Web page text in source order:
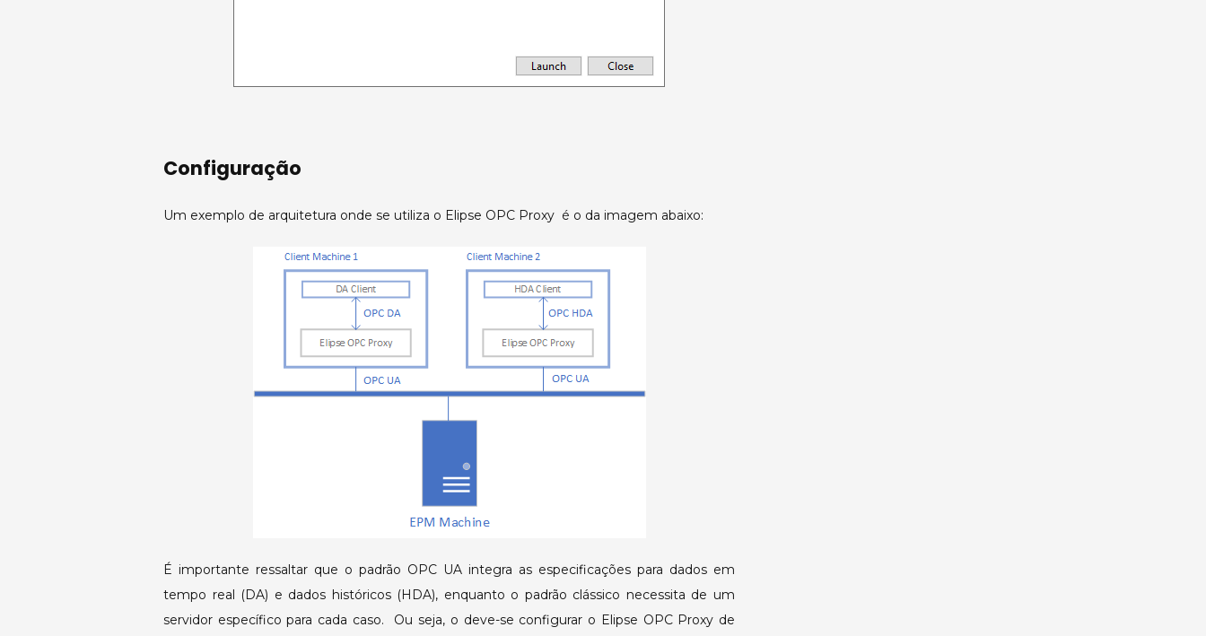
Configuração
Um exemplo de arquitetura onde se utiliza o Elipse OPC Proxy é o da imagem abaixo:
É importante ressaltar que o padrão OPC UA integra as especificações para dados em
tempo real (DA) e dados históricos (HDA), enquanto o padrão clássico necessita de um
servidor específico para cada caso. Ou seja, o deve-se configurar o Elipse OPC Proxy de